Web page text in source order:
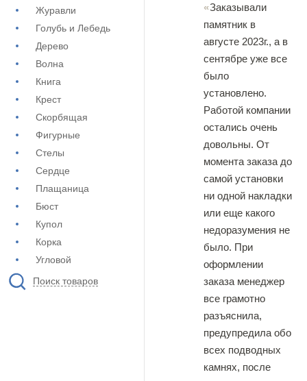
Журавли
Голубь и Лебедь
Дерево
Волна
Книга
Крест
Скорбящая
Фигурные
Стелы
Сердце
Плащаница
Бюст
Купол
Корка
Угловой
Поиск товаров
Заказывали
памятник в
августе 2023г., а в
сентябре уже все
было
установлено.
Работой компании
остались очень
довольны. От
момента заказа до
самой установки
ни одной накладки
или еще какого
недоразумения не
было. При
оформлении
заказа менеджер
все грамотно
разъяснила,
предупредила обо
всех подводных
камнях, после